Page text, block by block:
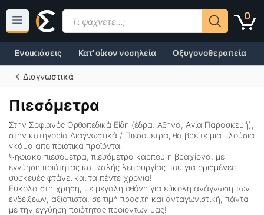
περιεχόμενο
0
Products
search
Κατ’ οίκον νοσηλεία Οξυγονοθεραπεία
Ενοικιάσεις
Διαγνωστικά
Πιεσόμετρα
Στην Σοφιανός Ορθοπεδικά Είδη (έδρα: Αθήνα, Αγία Παρασκευή),
στην κατηγορία Διαγνωστικά / Πιεσόμετρα, θα βρείτε μια πλούσια
γκάμα από ποιοτικά προϊόντα:
Ψηφιακά πιεσόμετρα, πιεσόμετρα καρπού ή βραχίονα, με
εγγύηση ποιότητας και καλής λειτουργίας που για ορισμένες
συσκευές φτάνει και τα πέντε χρόνια!
Εύκολα στη χρήση, με μεγάλη οθόνη για εύκολη ανάγνωση των
ενδείξεων, αξιόπιστα, σε τιμή προσιτή και ανταγωνιστική, πάντα
με την εγγύηση ποιότητας προϊόντων μας!